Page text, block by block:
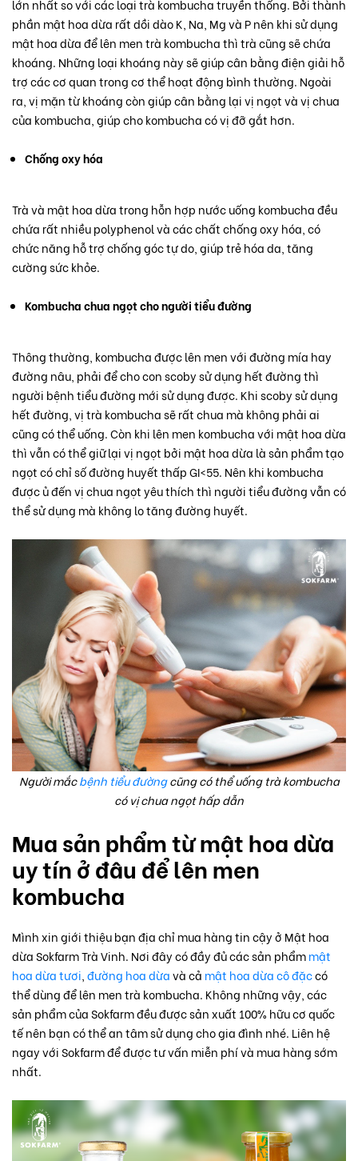
lớn nhất so với các loại trà kombucha truyền thống. Bởi thành
phần mật hoa dừa rất dồi dào K, Na, Mg và P nên khi sử dụng
mật hoa dừa để lên men trà kombucha thì trà cũng sẽ chứa
khoáng. Những loại khoáng này sẽ giúp cân bằng điện giải hỗ
trợ các cơ quan trong cơ thể hoạt động bình thường. Ngoài
ra, vị mặn từ khoáng còn giúp cân bằng lại vị ngọt và vị chua
của kombucha, giúp cho kombucha có vị đỡ gắt hơn.
Chống oxy hóa
Trà và mật hoa dừa trong hỗn hợp nước uống kombucha đều
chứa rất nhiều polyphenol và các chất chống oxy hóa, có
chức năng hỗ trợ chống góc tự do, giúp trẻ hóa da, tăng
cường sức khỏe.
Kombucha chua ngọt cho người tiểu đường
Thông thường, kombucha được lên men với đường mía hay
đường nâu, phải để cho con scoby sử dụng hết đường thì
người bệnh tiểu đường mới sử dụng được. Khi scoby sử dụng
hết đường, vị trà kombucha sẽ rất chua mà không phải ai
cũng có thể uống. Còn khi lên men kombucha với mật hoa dừa
thì vẫn có thể giữ lại vị ngọt bởi mật hoa dừa là sản phẩm tạo
ngọt có chỉ số đường huyết thấp GI<55. Nên khi kombucha
được ủ đến vị chua ngọt yêu thích thì người tiểu đường vẫn có
thể sử dụng mà không lo tăng đường huyết.
Người mắcbệnh tiểu đườngcũng có thể uống trà kombucha
có vị chua ngọt hấp dẫn
Mua sản phẩm từ mật hoa dừa
uy tín ở đâu để lên men
kombucha
Mình xin giới thiệu bạn địa chỉ mua hàng tin cậy ở Mật hoa
dừa Sokfarm Trà Vinh. Nơi đây có đầy đủ các sản phẩmmật
hoa dừa tươi đường hoa dừavà cả mật hoa dừa cô đặccó
thể dùng để lên men trà kombucha. Không những vậy, các
sản phẩm của Sokfarm đều được sản xuất 100% hữu cơ quốc
tế nên bạn có thể an tâm sử dụng cho gia đình nhé. Liên hệ
ngay với Sokfarm để được tư vấn miễn phí và mua hàng sớm
nhất.